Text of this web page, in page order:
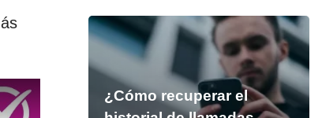
¿Cómo recuperar el